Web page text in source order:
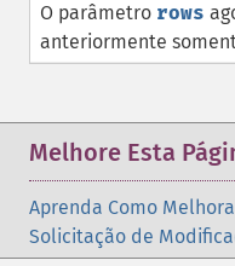
O parâmetro rows
anteriormente
Melhore Esta
Aprenda Como
Solicitação de